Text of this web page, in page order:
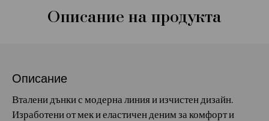
Описание на продукта
Описание
Вталени дънки с модерна линия и изчистен дизайн.
Изработени от мек и еластичен деним за комфорт и